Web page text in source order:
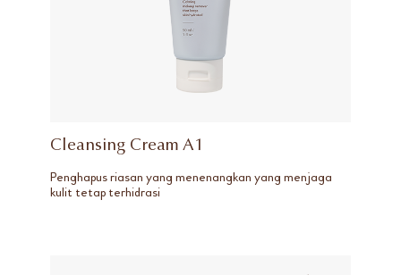
Cleansing Cream A1
Penghapus riasan yang menenangkan yang menjaga
kulit tetap terhidrasi